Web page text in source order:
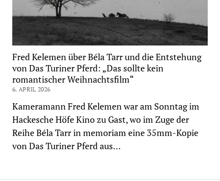
Fred Kelemen über Béla Tarr und die Entstehung
von Das Turiner Pferd: „Das sollte kein
romantischer Weihnachtsfilm“
6. APRIL 2026
Kameramann Fred Kelemen war am Sonntag im
Hackesche Höfe Kino zu Gast, wo im Zuge der
Reihe Béla Tarr in memoriam eine 35mm-Kopie
von Das Turiner Pferd aus…